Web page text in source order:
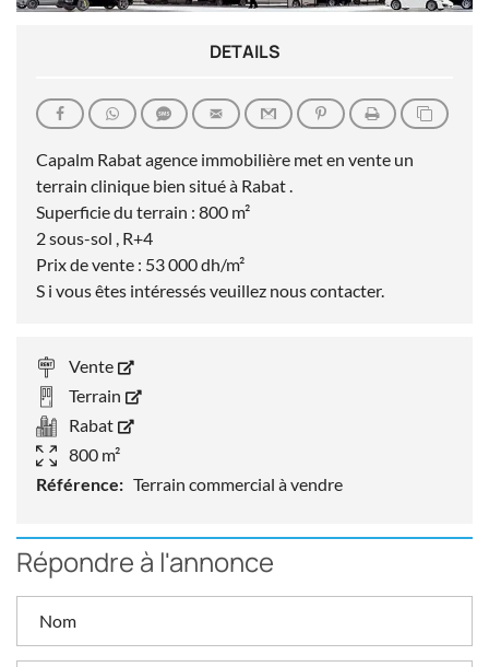
DETAILS
Capalm Rabat agence immobilière met en vente un
terrain clinique bien situé à Rabat .
Superficie du terrain : 800 m²
2 sous-sol , R+4
Prix de vente : 53 000 dh/m²
S i vous êtes intéressés veuillez nous contacter.
Vente
Terrain
Rabat
800 m²
Référence: Terrain commercial à vendre
Répondre à l'annonce